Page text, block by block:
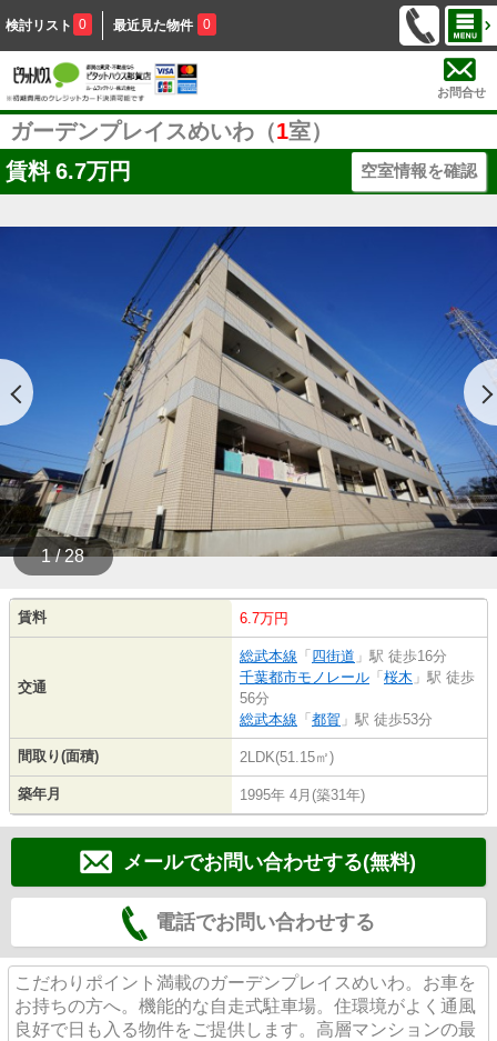
検討リスト 0 最近見た物件 0
お問合せ
ガーデンプレイスめいわ（1室）
賃料 6.7万円 空室情報を確認
1 / 28
賃料 6.7万円
交通
総武本線 「 四街道 」駅 徒歩16分
千葉都市モノレール 「 桜木 」駅 徒歩
56分
総武本線 「 都賀 」駅 徒歩53分
間取り(面積) 2LDK(51.15㎡)
築年月 1995年 4月(築31年)
メールでお問い合わせする(無料)
電話でお問い合わせする
こだわりポイント満載のガーデンプレイスめいわ。お車を
お持ちの方へ。機能的な自走式駐車場。住環境がよく通風
良好で日も入る物件をご提供します。高層マンションの最